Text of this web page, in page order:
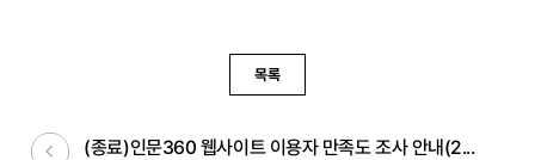
목록
이전글
(종료)인문360 웹사이트 이용자 만족도 조사 안내(2...